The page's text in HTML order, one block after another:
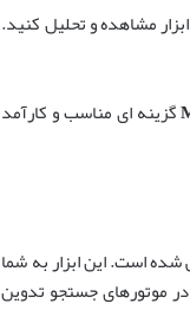
مشاهده و تحلیل کنید.
گزینه ای مناسب و کارآمد
است. این ابزار به شما
موتورهای جستجو تدوین